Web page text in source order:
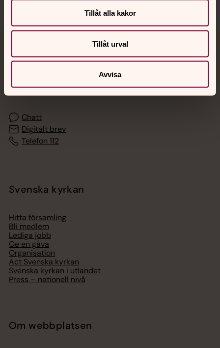
Tillåt alla kakor
Tillåt urval
Avvisa
Jourhavande präst
Akut samtals- och krisstöd. Prata eller chatta anonymt
med en präst på kvällar och nätter.
Chatt
Digitalt brev
Telefon 112
Svenska kyrkan
Hitta församling
Bli medlem
Lediga jobb
Ge en gåva
Organisation
Act Svenska kyrkan
Svenska kyrkan i utlandet
Press – nationell nivå
Om webbplatsen